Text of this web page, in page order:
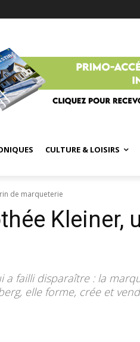
CULTURE & LOISIRS
de marqueterie
Kleiner,
failli disparaître : la
elle forme, crée et